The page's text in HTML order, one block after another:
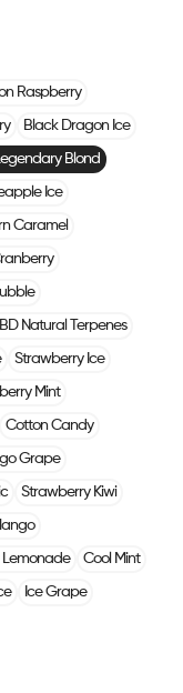
Raspberry
Black Dragon Ice
Blond
Ice
Caramel
Natural Terpenes
Strawberry Ice
Mint
Cotton Candy
Grape
Strawberry Kiwi
Lemonade Cool Mint
Ice Grape